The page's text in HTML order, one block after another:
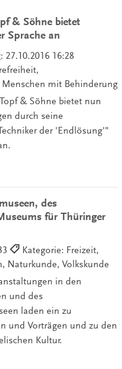
& Söhne bietet
Sprache an
27.10.2016 16:28
mit Behinderung
& Söhne bietet nun
durch seine
der 'Endlösung'"
des
für Thüringer
Kategorie: Freizeit,
Naturkunde, Volkskunde
in den
und des
laden ein zu
und Vorträgen und zu den
Kultur.